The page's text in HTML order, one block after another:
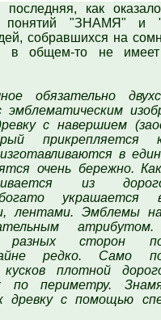
как
понятий "ЗНАМЯ" и
собравшихся на
в общем-то не имеет
обязательно
эмблематическим
с навершием
прикрепляется
в
очень бережно.
из
украшается
лентами. Эмблемы
разных сторон
редко. Само
плотной
по периметру.
древку с помощью